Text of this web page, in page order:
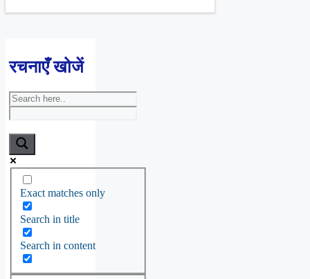
रचनाएँ खोजें
Exact matches only
Search in title
Search in content